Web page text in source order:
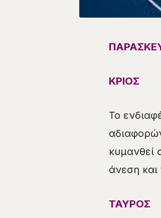
ΚΡΙΟΣ
Το
κυμανθεί
άνεση
ΤΑΥΡΟΣ